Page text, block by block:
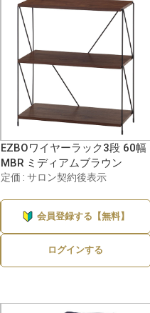
EZBOワイヤーラック3段 60幅
MBR ミディアムブラウン
定価 : サロン契約後表示
会員登録する【無料】
ログインする